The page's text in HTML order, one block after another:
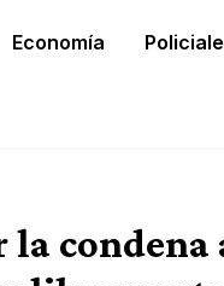
Economía
condena